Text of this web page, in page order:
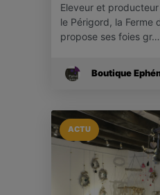
Eleveur et
le Périgord, la Ferme
propose ses foies gr…
Boutique
ACTU